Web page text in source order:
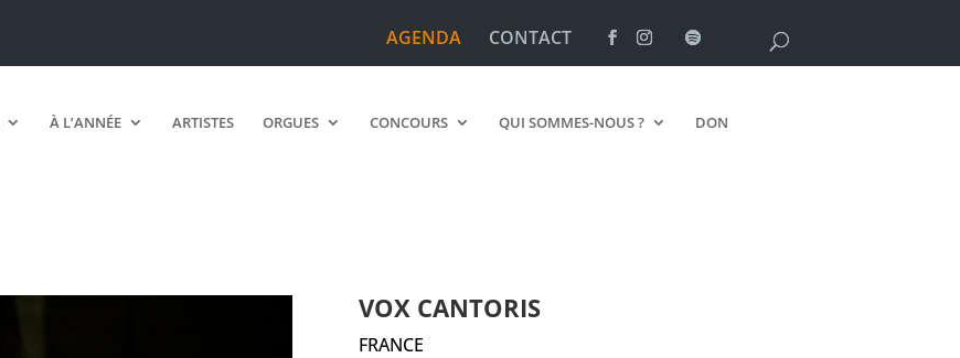
AGENDA CONTACT
À L’ANNÉE ARTISTES ORGUES CONCOURS QUI SOMMES-NOUS ? DON
VOX CANTORIS
FRANCE